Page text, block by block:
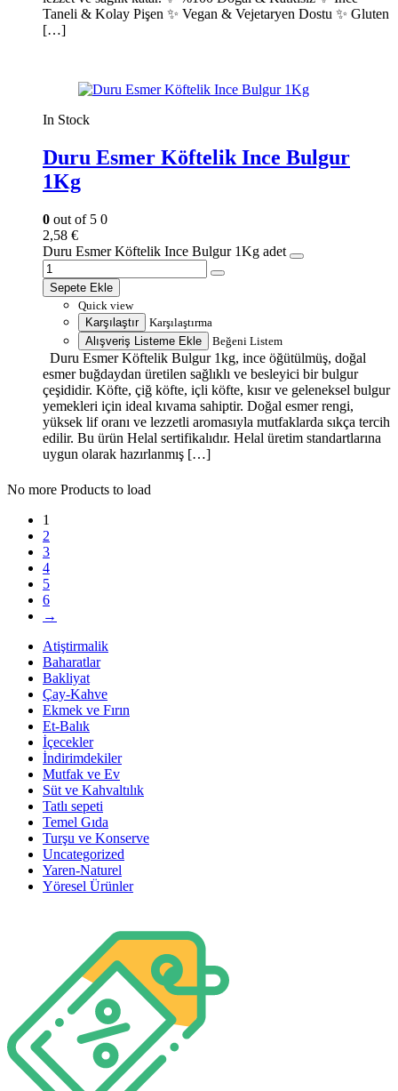
Taneli & Kolay Pişen ✨ Vegan & Vejetaryen Dostu ✨ Gluten
[…]
In Stock
Duru Esmer Köftelik Ince Bulgur
1Kg
0 out of 5 0
2,58 €
Duru Esmer Köftelik Ince Bulgur 1Kg adet
Sepete Ekle
Quick view
Karşılaştır
Karşılaştırma
Alışveriş Listeme Ekle
Beğeni Listem
Duru Esmer Köftelik Bulgur 1kg, ince öğütülmüş, doğal
esmer buğdaydan üretilen sağlıklı ve besleyici bir bulgur
çeşididir. Köfte, çiğ köfte, içli köfte, kısır ve geleneksel bulgur
yemekleri için ideal kıvama sahiptir. Doğal esmer rengi,
yüksek lif oranı ve lezzetli aromasıyla mutfaklarda sıkça tercih
edilir. Bu ürün Helal sertifikalıdır. Helal üretim standartlarına
uygun olarak hazırlanmış […]
No more Products to load
1
2
3
4
5
6
→
Atiştirmalik
Baharatlar
Bakliyat
Çay-Kahve
Ekmek ve Fırın
Et-Balık
İçecekler
İndirimdekiler
Mutfak ve Ev
Süt ve Kahvaltılık
Tatlı sepeti
Temel Gıda
Turşu ve Konserve
Uncategorized
Yaren-Naturel
Yöresel Ürünler